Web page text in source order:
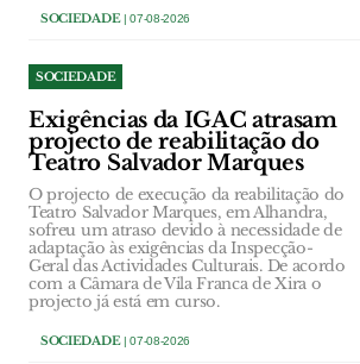
SOCIEDADE| 07-08-2026
SOCIEDADE
Exigências da IGAC atrasam
projecto de reabilitação do
Teatro Salvador Marques
O projecto de execução da reabilitação do
Teatro Salvador Marques, em Alhandra,
sofreu um atraso devido à necessidade de
adaptação às exigências da Inspecção-
Geral das Actividades Culturais. De acordo
com a Câmara de Vila Franca de Xira o
projecto já está em curso.
SOCIEDADE| 07-08-2026